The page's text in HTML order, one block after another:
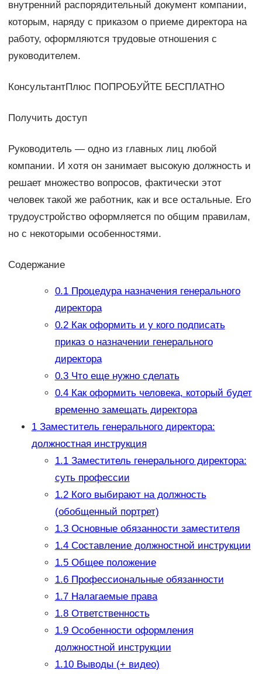
внутренний распорядительный документ компании,
которым, наряду с приказом о приеме директора на
работу, оформляются трудовые отношения с
руководителем.
КонсультантПлюс ПОПРОБУЙТЕ БЕСПЛАТНО
Получить доступ
Руководитель — одно из главных лиц любой
компании. И хотя он занимает высокую должность и
решает множество вопросов, фактически этот
человек такой же работник, как и все остальные. Его
трудоустройство оформляется по общим правилам,
но с некоторыми особенностями.
Содержание
0.1Процедура назначения генерального
директора
0.2Как оформить и у кого подписать
приказ о назначении генерального
директора
0.3Что еще нужно сделать
0.4Как оформить человека, который будет
временно замещать директора
1Заместитель генерального директора:
должностная инструкция
1.1Заместитель генерального директора:
суть профессии
1.2Кого выбирают на должность
(обобщенный портрет)
1.3Основные обязанности заместителя
1.4Составление должностной инструкции
1.5Общее положение
1.6Профессиональные обязанности
1.7Налагаемые права
1.8Ответственность
1.9Особенности оформления
должностной инструкции
1.10Выводы (+ видео)